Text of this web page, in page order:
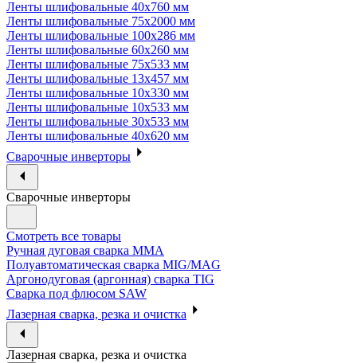
Ленты шлифовальные 40х760 мм
Ленты шлифовальные 75х2000 мм
Ленты шлифовальные 100х286 мм
Ленты шлифовальные 60х260 мм
Ленты шлифовальные 75х533 мм
Ленты шлифовальные 13х457 мм
Ленты шлифовальные 10х330 мм
Ленты шлифовальные 10х533 мм
Ленты шлифовальные 30х533 мм
Ленты шлифовальные 40х620 мм
Сварочные инверторы
Сварочные инверторы
Смотреть все товары
Ручная дуговая сварка MMA
Полуавтоматическая сварка MIG/MAG
Аргонодуговая (аргонная) сварка TIG
Сварка под флюсом SAW
Лазерная сварка, резка и очистка
Лазерная сварка, резка и очистка